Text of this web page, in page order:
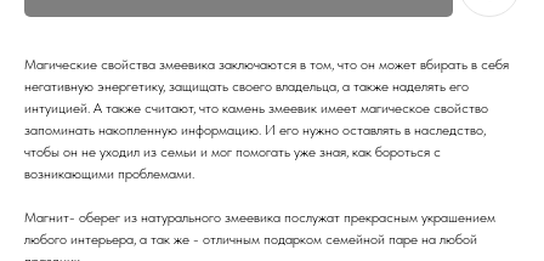
Магические свойства змеевика заключаются в том, что он может вбирать в себя
негативную энергетику, защищать своего владельца, а также наделять его
интуицией. А также считают, что камень змеевик имеет магическое свойство
запоминать накопленную информацию. И его нужно оставлять в наследство,
чтобы он не уходил из семьи и мог помогать уже зная, как бороться с
возникающими проблемами.
Магнит- оберег из натурального змеевика послужат прекрасным украшением
любого интерьера, а так же - отличным подарком семейной паре на любой